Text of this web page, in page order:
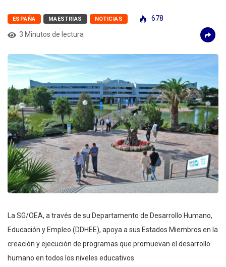
ESPAÑA MAESTRÍAS NOTICIAS
678
3 Minutos de lectura
La SG/OEA, a través de su Departamento de Desarrollo Humano,
Educación y Empleo (DDHEE), apoya a sus Estados Miembros en la
creación y ejecución de programas que promuevan el desarrollo
humano en todos los niveles educativos.